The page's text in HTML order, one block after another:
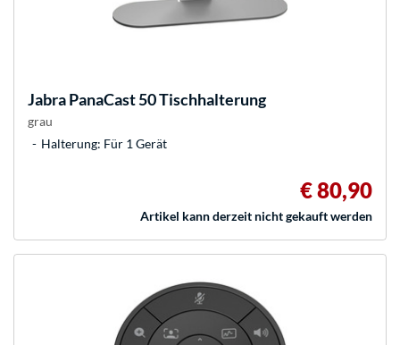
JabraPanaCast 50 Tischhalterung
grau
Halterung: Für 1 Gerät
€ 80,90
Artikel kann derzeit nicht gekauft werden